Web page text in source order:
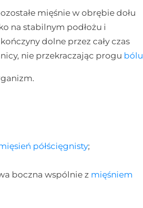
mięśnie w obrębie dołu
na stabilnym podłożu i
dolne przez cały czas
nie przekraczając progu bólu
półścięgnisty;
boczna wspólnie z mięśniem